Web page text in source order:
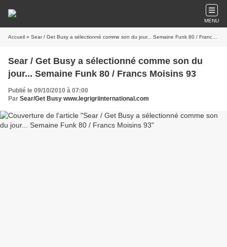
MENU
Accueil » Sear / Get Busy a sélectionné comme son du jour... Semaine Funk 80 / Francs Moisins 93
Sear / Get Busy a sélectionné comme son du
jour... Semaine Funk 80 / Francs Moisins 93
Publié le 09/10/2010 à 07:00
Par Sear/Get Busy www.legrigriinternational.com